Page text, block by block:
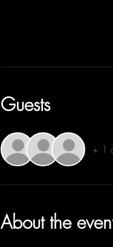
Guests
+ 1
About the